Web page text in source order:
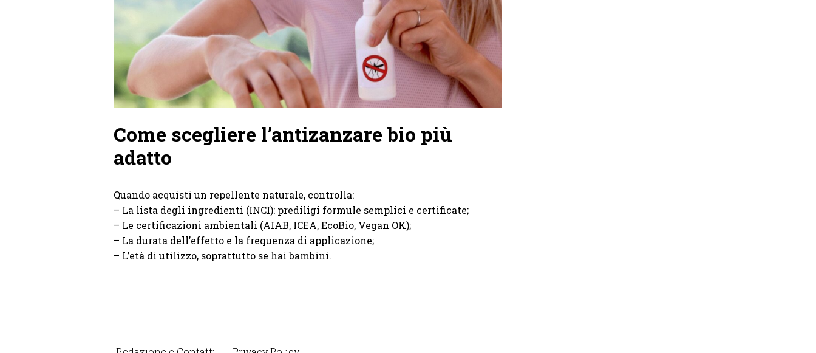
Come scegliere l’antizanzare bio più
adatto
Quando acquisti un repellente naturale, controlla:
– La lista degli ingredienti (INCI): prediligi formule semplici e certificate;
– Le certificazioni ambientali (AIAB, ICEA, EcoBio, Vegan OK);
– La durata dell’effetto e la frequenza di applicazione;
– L’età di utilizzo, soprattutto se hai bambini.